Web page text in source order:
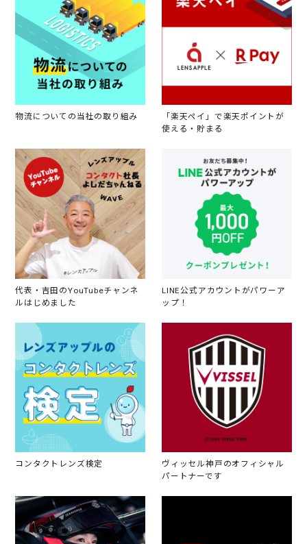
物流についての当社の取り組み
「楽天ペイ」で楽天ポイントが
使える・貯まる
代表・吉田のYouTubeチャンネ
ルはじめました
LINE公式アカウントがパワーア
ップ！
コンタクトレンズ検定
ヴィッセル神戸のオフィシャル
パートナーです